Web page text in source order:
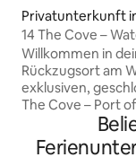
Privatunterkunft
ach
14 The Cove –
Home
Willkommen in
Rückzugsort am
exklusiven,
The Cove – Port of
wunderschöne
mühelosen
konzipiert und